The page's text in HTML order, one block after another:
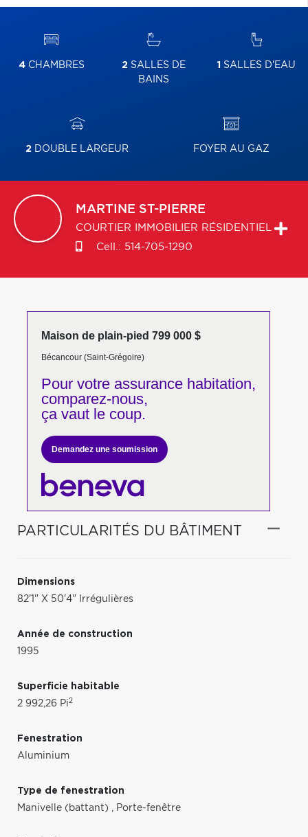
4CHAMBRES 2 SALLES DE
BAINS
1 SALLES D'EAU
2 DOUBLE LARGEUR FOYER AU GAZ
MARTINE ST-PIERRE
COURTIER IMMOBILIER RÉSIDENTIEL
Cell.: 514-705-1290
Maison de plain-pied 799 000 $
Bécancour (Saint-Grégoire)
Pour votreassurance habitation,
comparez-nous,
ça vaut le coup.
Demandez une soumission
PARTICULARITÉS DU BÂTIMENT
Dimensions
82'1" X 50'4" Irrégulières
Année de construction
1995
Superficie habitable
2 992,26 Pi2
Fenestration
Aluminium
Type de fenestration
Manivelle (battant) , Porte-fenêtre